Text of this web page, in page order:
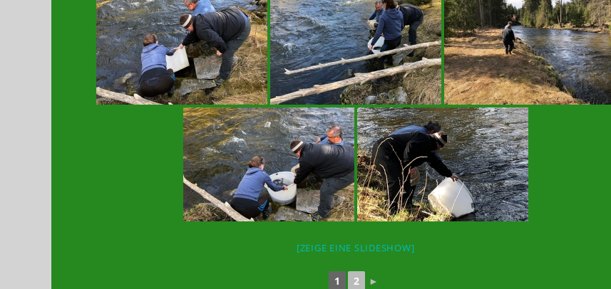
[ZEIGE EINE SLIDESHOW]
1 2 ►